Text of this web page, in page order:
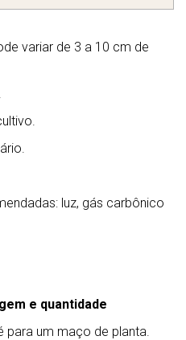
variar de 3 a 10 cm de
luz, gás carbônico
e quantidade
para um maço de planta.